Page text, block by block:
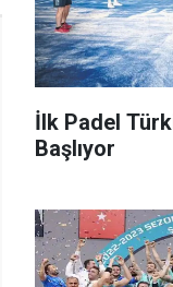
İlk Padel
Başlıyor